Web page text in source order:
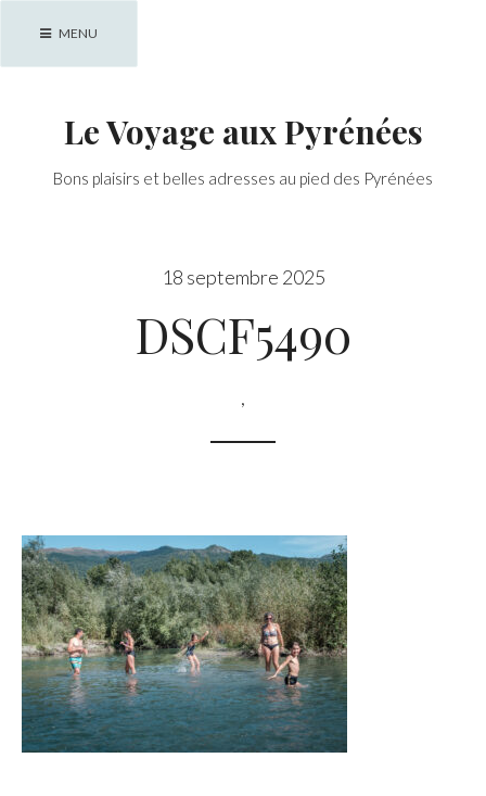
MENU
Le Voyage aux Pyrénées
Bons plaisirs et belles adresses au pied des Pyrénées
18 septembre 2025
DSCF5490
,